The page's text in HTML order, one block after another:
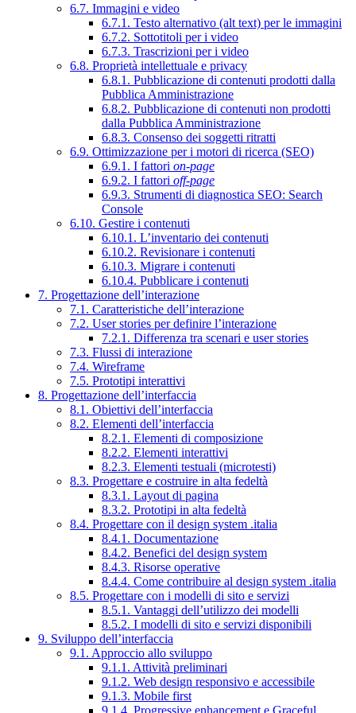
6.7. Immagini e video
6.7.1. Testo alternativo (alt text) per le immagini
6.7.2. Sottotitoli per i video
6.7.3. Trascrizioni per i video
6.8. Proprietà intellettuale e privacy
6.8.1. Pubblicazione di contenuti prodotti dalla
Pubblica Amministrazione
6.8.2. Pubblicazione di contenuti non prodotti
dalla Pubblica Amministrazione
6.8.3. Consenso dei soggetti ritratti
6.9. Ottimizzazione per i motori di ricerca (SEO)
6.9.1. I fattori on-page
6.9.2. I fattori off-page
6.9.3. Strumenti di diagnostica SEO: Search
Console
6.10. Gestire i contenuti
6.10.1. L’inventario dei contenuti
6.10.2. Revisionare i contenuti
6.10.3. Migrare i contenuti
6.10.4. Pubblicare i contenuti
7. Progettazione dell’interazione
7.1. Caratteristiche dell’interazione
7.2. User stories per definire l’interazione
7.2.1. Differenza tra scenari e user stories
7.3. Flussi di interazione
7.4. Wireframe
7.5. Prototipi interattivi
8. Progettazione dell’interfaccia
8.1. Obiettivi dell’interfaccia
8.2. Elementi dell’interfaccia
8.2.1. Elementi di composizione
8.2.2. Elementi interattivi
8.2.3. Elementi testuali (microtesti)
8.3. Progettare e costruire in alta fedeltà
8.3.1. Layout di pagina
8.3.2. Prototipi in alta fedeltà
8.4. Progettare con il design system .italia
8.4.1. Documentazione
8.4.2. Benefici del design system
8.4.3. Risorse operative
8.4.4. Come contribuire al design system .italia
8.5. Progettare con i modelli di sito e servizi
8.5.1. Vantaggi dell’utilizzo dei modelli
8.5.2. I modelli di sito e servizi disponibili
9. Sviluppo dell’interfaccia
9.1. Approccio allo sviluppo
9.1.1. Attività preliminari
9.1.2. Web design responsivo e accessibile
9.1.3. Mobile first
9.1.4. Progressive enhancement e Graceful